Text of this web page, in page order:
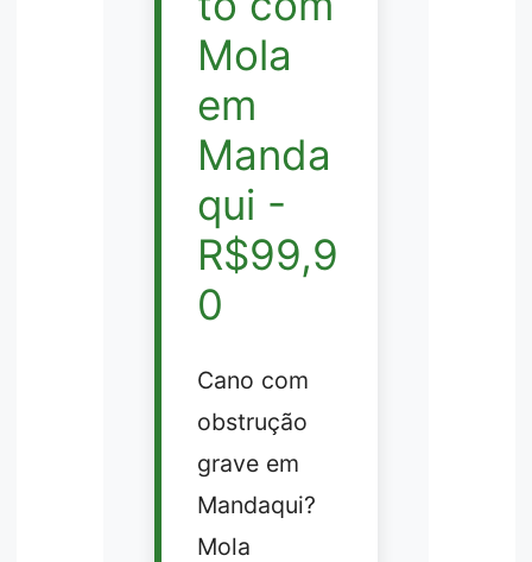
Mola
em
Manda
qui -
R$99,9
0
Cano com
obstrução
grave em
Mandaqui?
Mola